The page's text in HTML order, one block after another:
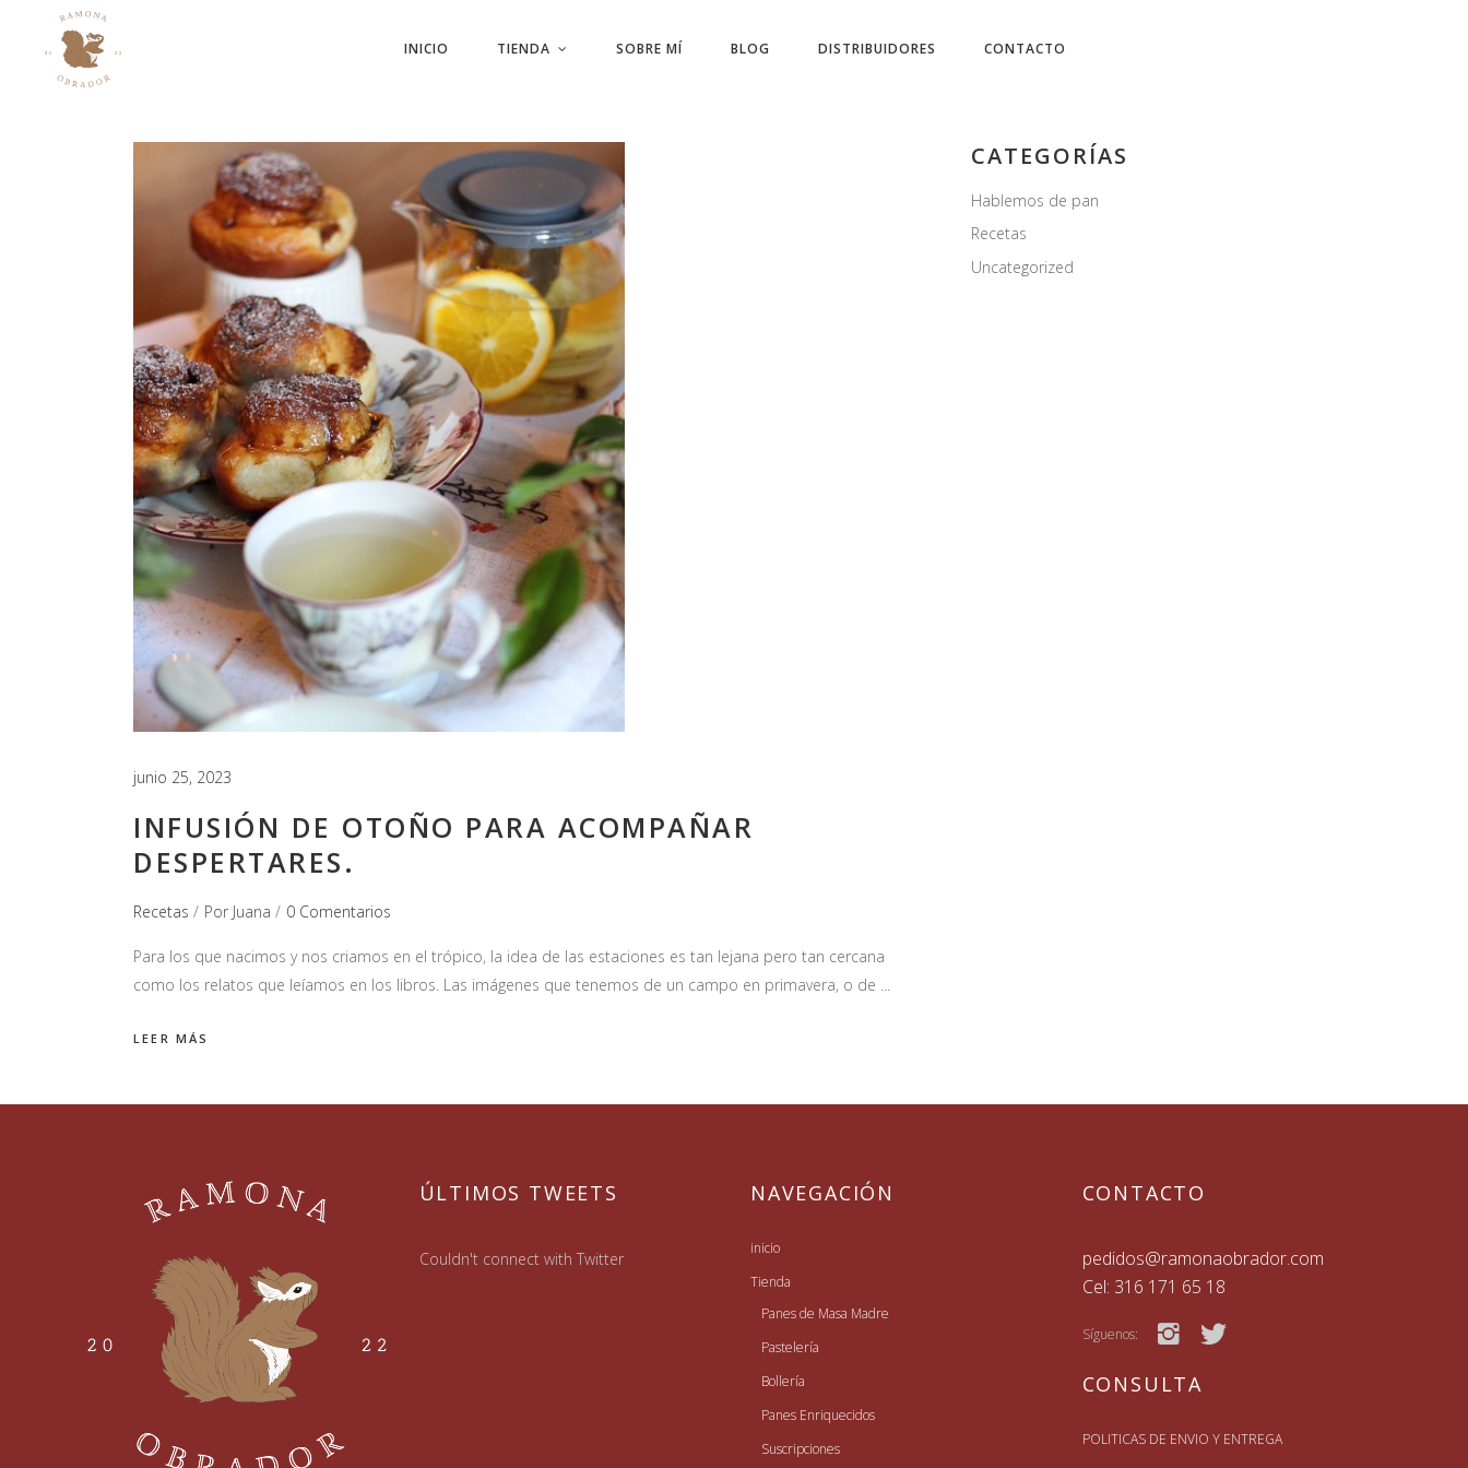
INICIO TIENDA SOBRE MÍ BLOG DISTRIBUIDORES CONTACTO
No hay productos en el Carrito.
junio 25, 2023
INFUSIÓN DE OTOÑO PARA ACOMPAÑAR
DESPERTARES.
Recetas Por Juana 0 Comentarios
Para los que nacimos y nos criamos en el trópico, la idea de las estaciones es tan lejana pero tan cercana
como los relatos que leíamos en los libros. Las imágenes que tenemos de un campo en primavera, o de
LEER MÁS
CATEGORÍAS
Hablemos de pan
Recetas
Uncategorized
ÚLTIMOS TWEETS
Couldn't connect with Twitter
NAVEGACIÓN
inicio
Tienda
Panes de Masa Madre
Pastelería
Bollería
Panes Enriquecidos
Suscripciones
CONTACTO
pedidos@ramonaobrador.com
Cel: 316 171 65 18
Síguenos:
CONSULTA
POLITICAS DE ENVIO Y ENTREGA